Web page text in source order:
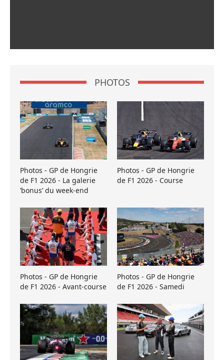
PHOTOS
Photos - GP de Hongrie
de F1 2026 - La galerie
’bonus’ du week-end
Photos - GP de Hongrie
de F1 2026 - Course
Photos - GP de Hongrie
de F1 2026 - Avant-course
Photos - GP de Hongrie
de F1 2026 - Samedi